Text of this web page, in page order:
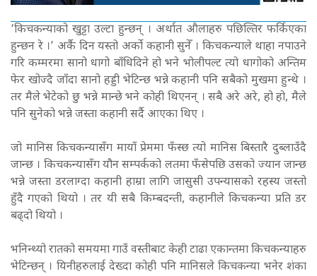
‘किचकन्याको खुट्टा उल्टा हुन्छन् । अर्थात औलाहरु पछिल्तिर फर्किएका
हुन्छन रे ।’ अर्कै दिन यस्तो अर्काे कहानी सुनेँ । किचकन्याले थाहा नपाउने
गरि कम्मरमा सानो धागो बाँधिदिने हो भने भोलीपल्ट त्यो धागोको अन्तिम
फेर खोज्दै जाँदा सानो हड्डी भेटिन्छ भन्ने कहानी पनि सबैको मुखमा हुन्थे ।
तर मैले भेटेको छु भन्ने मान्छे भने कोही थिएनन् । सबै अरे अरे, हो हो, मैले
पनि सुनेको भन्ने जस्ता कहानी सर्दै आएका थिए ।
जो मानिस किचकन्यासँग मायाँ प्रेममा फँस्छ त्यो मानिस बिस्तारै दुब्लाउँदै
जान्छ । किचकन्यासँग यौन सम्पर्कको लतमा फँसेपछि उसको ज्यान जान्छ
भन्ने जस्ता डरलाग्दा कहानी हाम्रा लागि जासुसी उपन्यासको रहस्य जस्तो
हुँदै गएको थियो । तर यी सबै किम्बदन्ती, कहानीले किचकन्या प्रति डर
बढ्दो थियो ।
भनिन्थ्यो रातको समयमा गाउँ वस्तीबाट केही टाढा एकान्तमा किचकन्याहरु
भेटिन्छन् । यिनीहरुलाई देख्दा कोही पनि मानिसले किचकन्या भनेर शंका